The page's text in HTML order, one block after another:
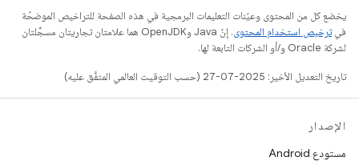
يخضع كل من المحتوى وعيّنات التعليمات البرمجية في هذه الصفحة للتراخيص الموضحّة
فيترخيص استخدام المحتوى
. إنّ Java وOpenJDK هما علامتان تجاريتان مسجَّلتان
لشركة Oracle و/أو الشركات التابعة لها.
تاريخ التعديل الأخير: 2025-07-27 (حسب التوقيت العالمي المتفَّق عليه)
الإصدار
مستودع Android